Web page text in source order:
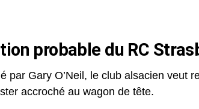
probable du RC
par Gary O’Neil, le club alsacien veut
accroché au wagon de tête.